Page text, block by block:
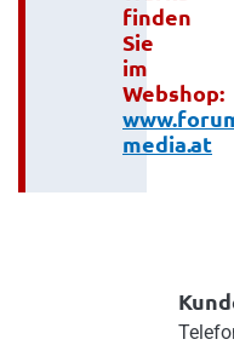
finden
Sie
im
Webshop:
media.at